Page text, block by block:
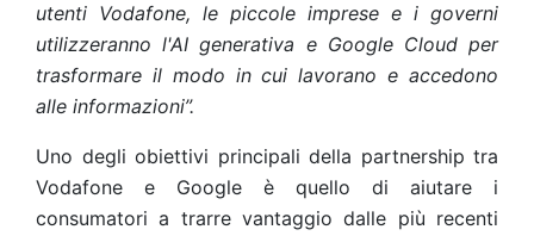
utenti Vodafone, le piccole imprese e i governi
utilizzeranno l'AI generativa e Google Cloud per
trasformare il modo in cui lavorano e accedono
alle informazioni”.
Uno degli obiettivi principali della partnership tra
Vodafone e Google è quello di aiutare i
consumatori a trarre vantaggio dalle più recenti